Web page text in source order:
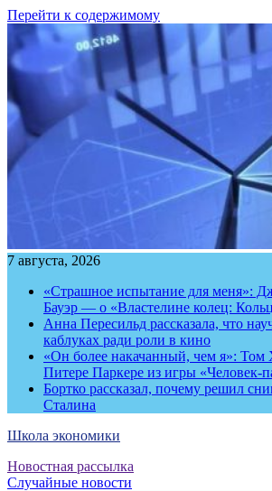
Перейти к содержимому
7 августа, 2026
«Страшное испытание для меня»:
Бауэр — о «Властелине колец:
Анна Пересильд рассказала, что
каблуках ради роли в кино
«Он более накачанный, чем я»:
Питере Паркере из игры «Человек-
Бортко рассказал, почему решил
Сталина
Школа экономики
Новостная рассылка
Случайные новости